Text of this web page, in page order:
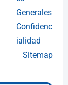
Generales
Confidenc
ialidad
Sitemap